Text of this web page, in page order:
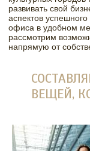
развивать свой
аспектов
офиса в удобном
рассмотрим
напрямую от
ВЕЩЕЙ,